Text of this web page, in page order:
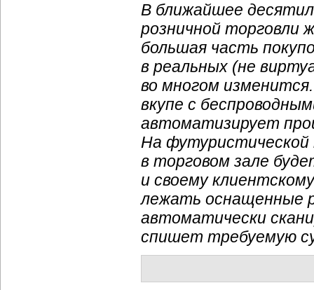
В ближайшее
розничной торговли
большая часть
в реальных (не
во многом
вкупе с
автоматизирует
На футуристической
в торговом зале
и своему
лежать оснащенные
автоматически
спишет требуемую